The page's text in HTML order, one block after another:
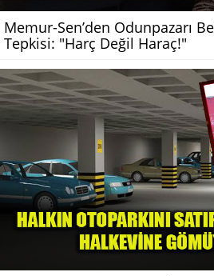
Memur-Sen’den Odunpazarı
Tepkisi: "Harç Değil Haraç!"